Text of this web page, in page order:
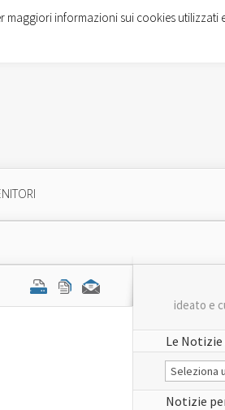
ideato e
Le
Le
Notizie
del
sito
Notizie
informazioni sui cookies utilizzati